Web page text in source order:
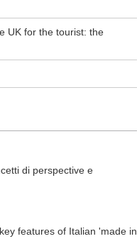
UK for the tourist: the
di perspective e
features of Italian 'made in